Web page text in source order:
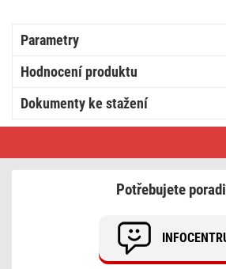
Parametry
Hodnocení produktu
Dokumenty ke stažení
otočná,
Potřebujete